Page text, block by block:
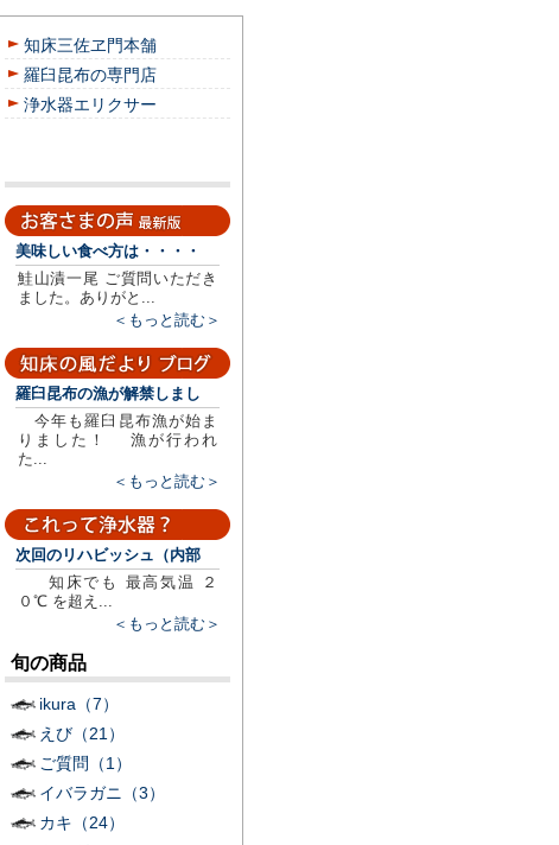
知床三佐ヱ門本舗
羅臼昆布の専門店
浄水器エリクサー
美味しい食べ方は・・・・
鮭山漬一尾 ご質問いただき
ました。ありがと...
＜もっと読む＞
羅臼昆布の漁が解禁しまし
今年も羅臼昆布漁が始ま
りました！ 漁が行われ
た...
＜もっと読む＞
次回のリハビッシュ（内部
知床でも 最高気温 ２
０℃ を超え...
＜もっと読む＞
旬の商品
ikura（7）
えび（21）
ご質問（1）
イバラガニ（3）
カキ（24）